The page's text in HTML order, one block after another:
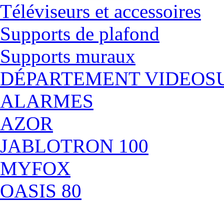
Téléviseurs et accessoires
Supports de plafond
Supports muraux
DÉPARTEMENT
ALARMES
AZOR
JABLOTRON 100
MYFOX
OASIS 80